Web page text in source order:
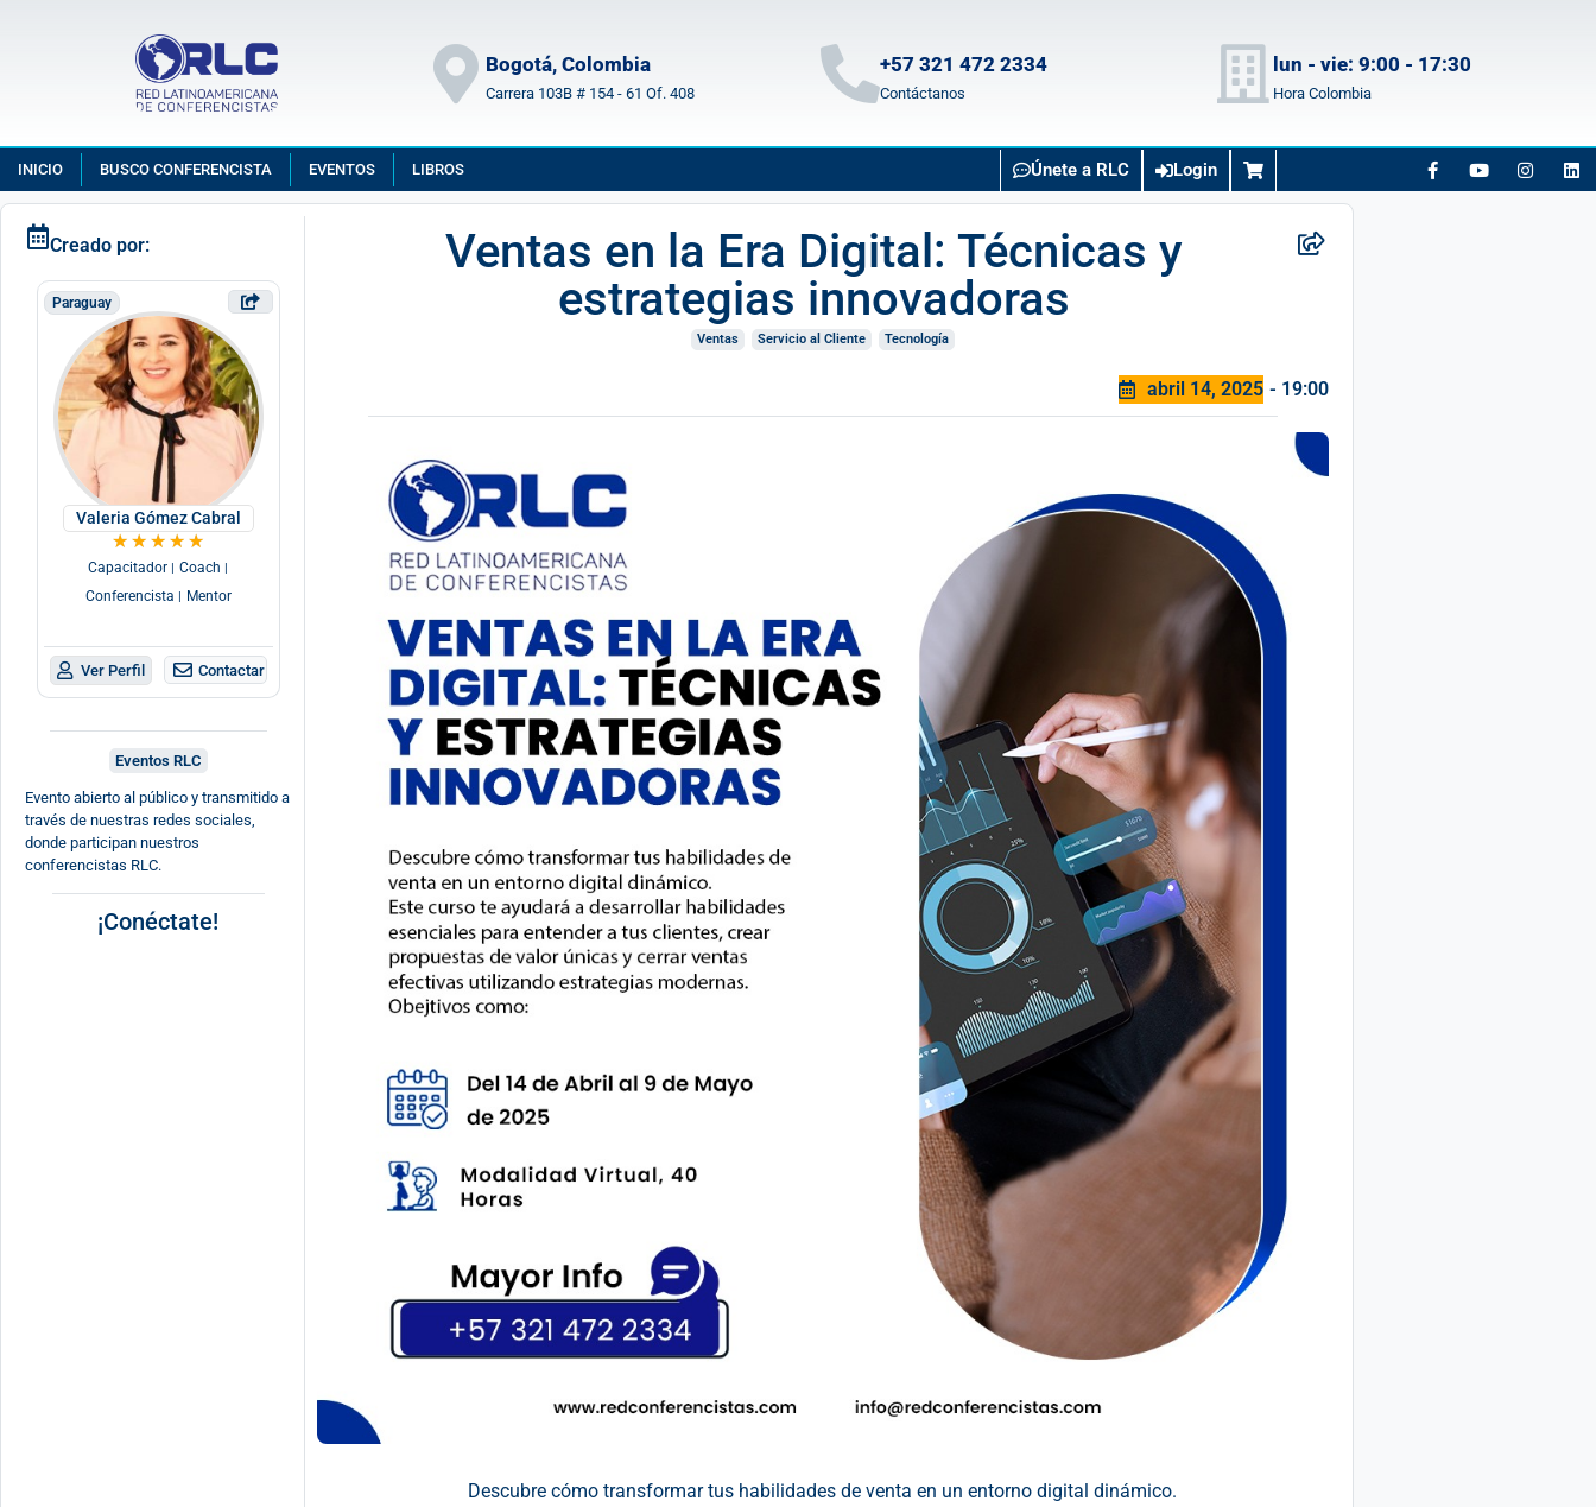
Bogotá, Colombia
Carrera 103B # 154 - 61 Of. 408
+57 321 472 2334
Contáctanos
lun - vie: 9:00 - 17:30
Hora Colombia
INICIO BUSCO CONFERENCISTA EVENTOS LIBROS Únete a RLC Login
Creado por:
Paraguay
Valeria Gómez Cabral
★ ★ ★ ★ ★
Capacitador | Coach |
Conferencista | Mentor
Ver Perfil Contactar
Eventos RLC
Evento abierto al público y transmitido a
través de nuestras redes sociales,
donde participan nuestros
conferencistas RLC.
¡Conéctate!
Ventas en la Era Digital: Técnicas y
estrategias innovadoras
Ventas Servicio al Cliente Tecnología
abril 14, 2025 - 19:00
Descubre cómo transformar tus habilidades de venta en un entorno digital dinámico.